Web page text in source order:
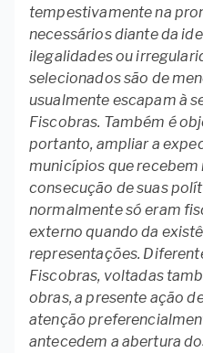
tempestivamente na
necessários diante da
ilegalidades ou
selecionados são de
usualmente escapam à
Fiscobras. Também é
portanto, ampliar a
municípios que recebem
consecução de suas
normalmente só eram
externo quando da
representações.
Fiscobras, voltadas
obras, a presente ação
atenção
antecedem a abertura